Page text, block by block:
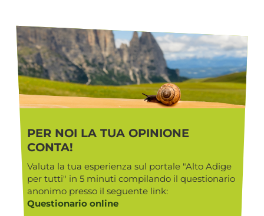
PER NOI LA TUA OPINIONE
CONTA!
Valuta la tua esperienza sul portale "Alto Adige
per tutti" in 5 minuti compilando il questionario
anonimo presso il seguente link:
Questionario online